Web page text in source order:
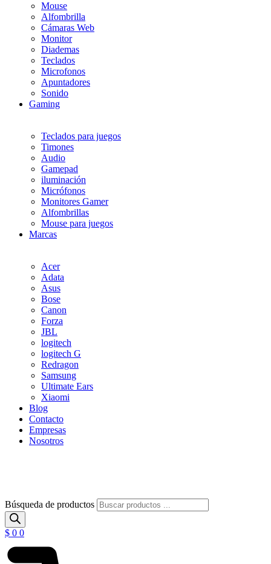
Mouse
Alfombrilla
Cámaras Web
Monitor
Diademas
Teclados
Microfonos
Apuntadores
Sonido
Gaming
Teclados para juegos
Timones
Audio
Gamepad
iluminación
Micrófonos
Monitores Gamer
Alfombrillas
Mouse para juegos
Marcas
Acer
Adata
Asus
Bose
Canon
Forza
JBL
logitech
logitech G
Redragon
Samsung
Ultimate Ears
Xiaomi
Blog
Contacto
Empresas
Nosotros
Búsqueda de productos
$ 0 0